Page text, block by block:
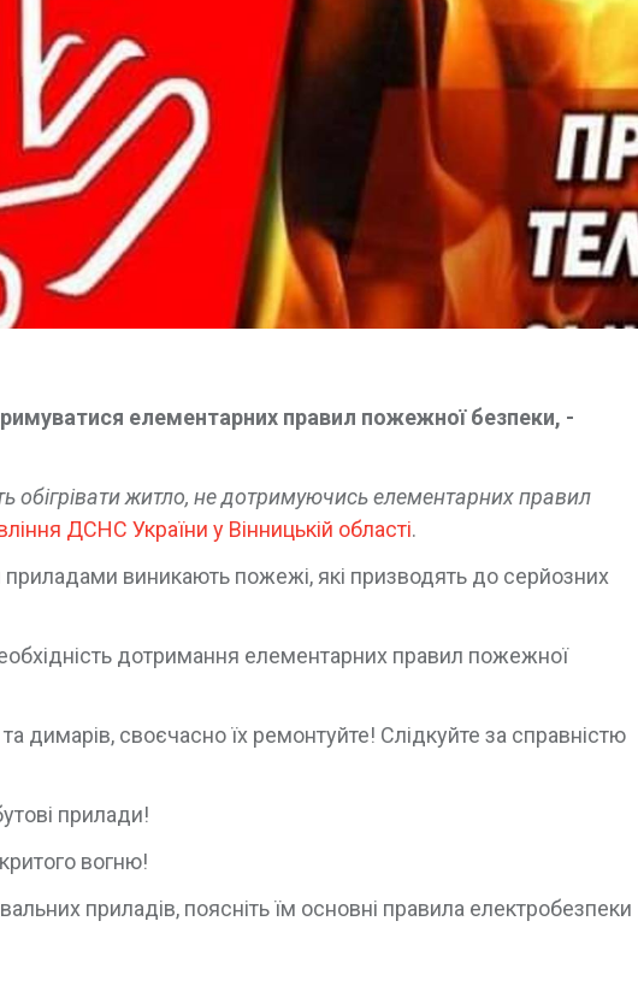
елементарних правил пожежної безпеки, -
обігрівати житло, не дотримуючись елементарних правил
ДСНС України у Вінницькій області.
виникають пожежі, які призводять до серйозних
дотримання елементарних правил пожежної
димарів, своєчасно їх ремонтуйте! Слідкуйте за справністю
прилади!
вогню!
приладів, поясніть їм основні правила електробезпеки